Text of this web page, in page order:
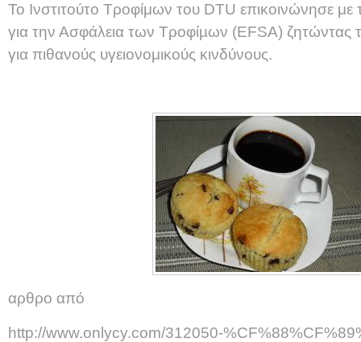
Το Ινστιτούτο Τροφίμων του DTU επικοινώνησε
για την Ασφάλεια των Τροφίµων (EFSA) ζητώντας
για πιθανούς υγειονομικούς κινδύνους.
αρθρο από
http://www.onlycy.com/312050-